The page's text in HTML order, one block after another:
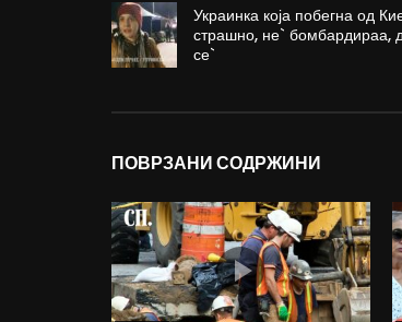
Украинка која побегна од
страшно, не` бомбардираа,
се`
ПОВРЗАНИ СОДРЖИНИ